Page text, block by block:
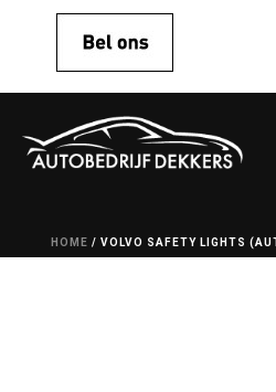
HOME / VOLVO SAFETY LIGHTS